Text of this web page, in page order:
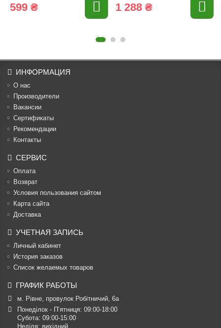
599 ₴ 1 288 ₴
ИНФОРМАЦИЯ
О нас
Производители
Вакансии
Cертификаты
Рекомендации
Контакты
СЕРВИС
Оплата
Возврат
Условия пользования сайтом
Карта сайта
Доставка
УЧЕТНАЯ ЗАПИСЬ
Личный кабинет
История заказов
Список желаемых товаров
ГРАФИК РАБОТЫ
м. Рівне, провулок Робітничий, 6а
Понеділок - П’ятниця: 09:00-18:00
Субота: 09:00-15:00
Неділя: вихідний